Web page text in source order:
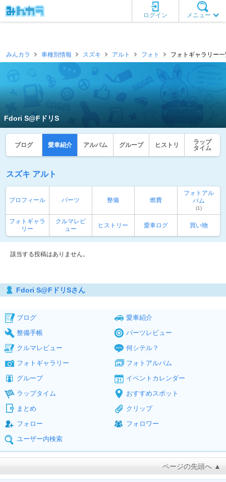
メニュー
ログイン
みんカラ 車種別情報 スズキ アルト フォト フォトギャラリー
Fdori S@FドリS
ブログ 愛車紹介 アルバム グループ ヒストリ
ラップ
タイム
スズキ アルト
プロフィール パーツ 整備 燃費
フォトアル
バム
(1)
フォトギャラ
リー
クルマレビ
ュー
ヒストリー 愛車ログ 買い物
該当する投稿はありません。
Fdori S@FドリSさん
ブログ
愛車紹介
整備手帳
パーツレビュー
クルマレビュー
何シテル？
フォトギャラリー
フォトアルバム
グループ
イベントカレンダー
ラップタイム
おすすめスポット
まとめ
クリップ
フォロー
フォロワー
ユーザー内検索
ページの先頭へ ▲